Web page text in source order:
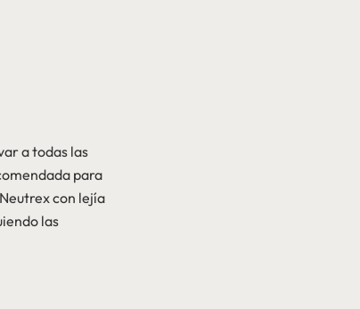
a todas las
para
con lejía
las